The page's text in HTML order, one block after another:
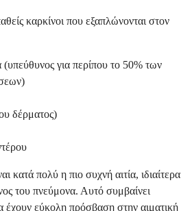
καρκίνοι που εξαπλώνονται στον
για περίπου το 50% των
δέρματος)
κατά πολύ η πιο συχνή αιτία, ιδιαίτερα
του πνεύμονα. Αυτό συμβαίνει
έχουν εύκολη πρόσβαση στην αιματική